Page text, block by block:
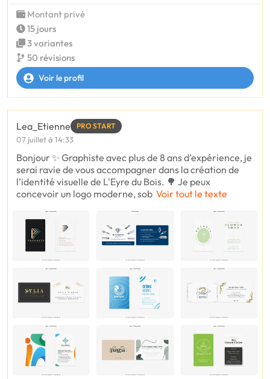
Montant privé
15 jours
3 variantes
50 révisions
Voir le profil
Lea_Etienne PRO START
07 juillet à 14:33
Bonjour ✨ Graphiste avec plus de 8 ans d’expérience, je
serai ravie de vous accompagner dans la création de
l’identité visuelle de L'Eyre du Bois. 🌳 Je peux
concevoir un logo moderne, sob Voir tout le texte